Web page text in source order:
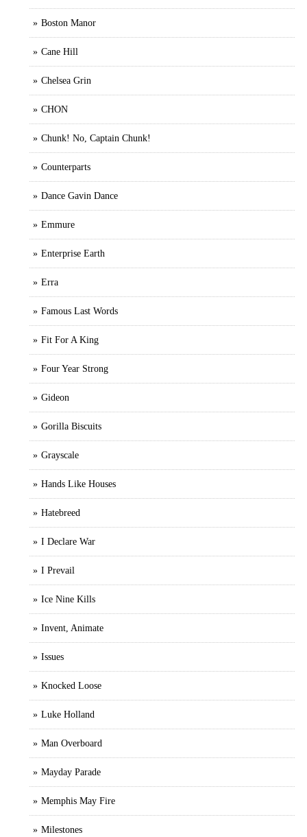
Boston Manor
Cane Hill
Chelsea Grin
CHON
Chunk! No, Captain Chunk!
Counterparts
Dance Gavin Dance
Emmure
Enterprise Earth
Erra
Famous Last Words
Fit For A King
Four Year Strong
Gideon
Gorilla Biscuits
Grayscale
Hands Like Houses
Hatebreed
I Declare War
I Prevail
Ice Nine Kills
Invent, Animate
Issues
Knocked Loose
Luke Holland
Man Overboard
Mayday Parade
Memphis May Fire
Milestones